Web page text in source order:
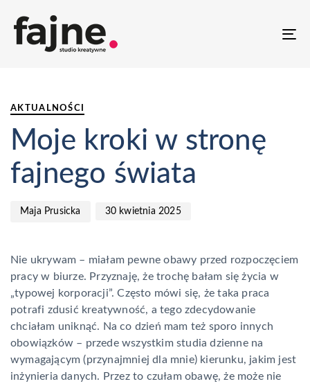
AKTUALNOŚCI
Moje kroki w stronę
fajnego świata
Maja Prusicka 30 kwietnia 2025
Nie ukrywam – miałam pewne obawy przed rozpoczęciem
pracy w biurze. Przyznaję, że trochę bałam się życia w
„typowej korporacji”. Często mówi się, że taka praca
potrafi zdusić kreatywność, a tego zdecydowanie
chciałam uniknąć. Na co dzień mam też sporo innych
obowiązków – przede wszystkim studia dzienne na
wymagającym (przynajmniej dla mnie) kierunku, jakim jest
inżynieria danych. Przez to czułam obawę, że może nie